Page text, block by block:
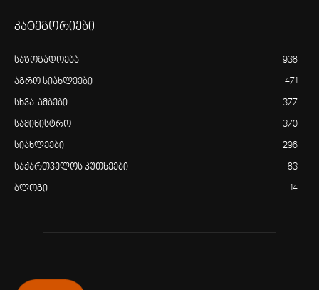
კატეგორიები
საზოგადოება 938
აგრო სიახლეები 471
სხვა-ამბები 377
სამინისტრო 370
სიახლეები 296
საქართველოს კუთხეები 83
ბლოგი 14